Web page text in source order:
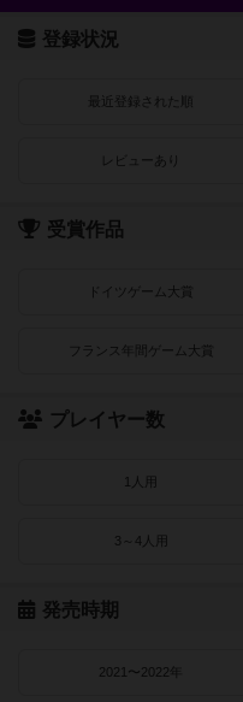
登録状況
最近登録された順
レビューあり
受賞作品
ドイツゲーム大賞
フランス年間ゲーム大賞
プレイヤー数
1人用
3～4人用
発売時期
2021〜2022年